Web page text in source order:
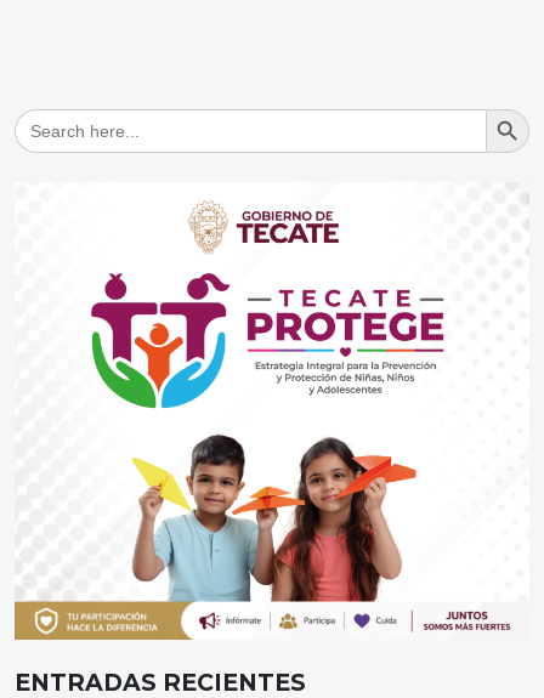
Search
for:
Search
ENTRADAS RECIENTES